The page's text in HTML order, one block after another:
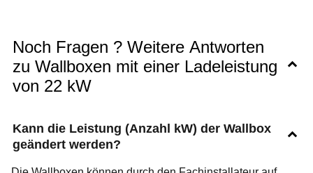
Noch Fragen ? Weitere Antworten
zu Wallboxen mit einer Ladeleistung
von 22 kW
Kann die Leistung (Anzahl kW) der Wallbox
geändert werden?